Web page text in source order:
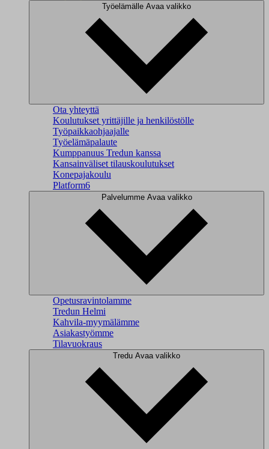
Työelämälle Avaa valikko
Ota yhteyttä
Koulutukset yrittäjille ja henkilöstölle
Työpaikkaohjaajalle
Työelämäpalaute
Kumppanuus Tredun kanssa
Kansainväliset tilauskoulutukset
Konepajakoulu
Platform6
Palvelumme Avaa valikko
Opetusravintolamme
Tredun Helmi
Kahvila-myymälämme
Asiakastyömme
Tilavuokraus
Tredu Avaa valikko